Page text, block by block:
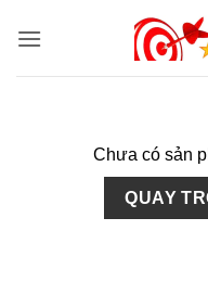
qua
Chưa có sản
QUAY